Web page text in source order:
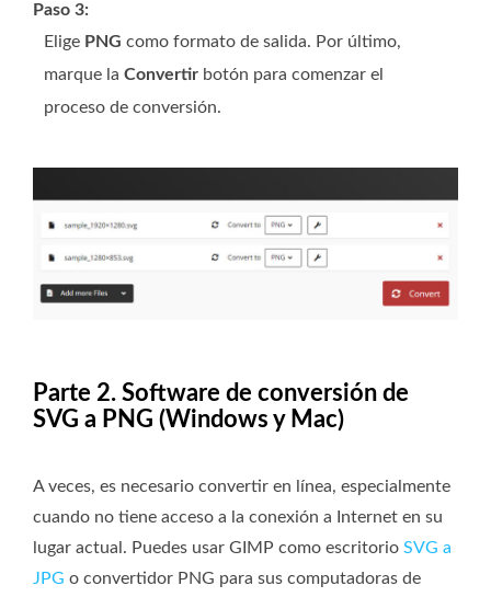
Paso 3:
Elige PNG como formato de salida. Por último,
marque la Convertir botón para comenzar el
proceso de conversión.
Parte 2. Software de conversión de
SVG a PNG (Windows y Mac)
A veces, es necesario convertir en línea, especialmente
cuando no tiene acceso a la conexión a Internet en su
lugar actual. Puedes usar GIMP como escritorio SVG a
JPG o convertidor PNG para sus computadoras de